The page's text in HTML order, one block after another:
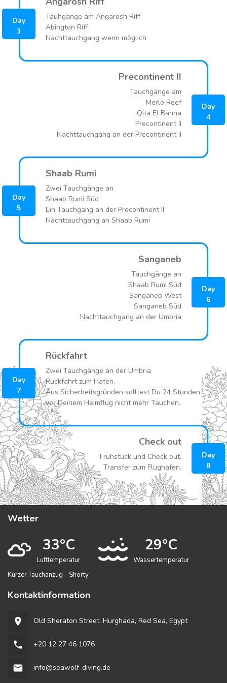
erreichbaren Grenzen ihre Bahnen. Auf der Ostseite
schwimmen im flacheren Bereich Schwarmfische, wie zum
Beispiel Stachelmakrelen, Kupfer-Schnapper und Rotmeer-
Füsiliere am Riff entlang.
Day
3
Tauhgänge am Angarosh Riff
Abington Riff
Nachttauchgang wenn möglich
Precontinent II
Tauchgänge am
Merlo Reef
Qita El Banna
Precontinent II
Nachttauchgang an der Precontinent II
Day
4
Day
5
Shaab Rumi
Zwei Tauchgänge an
Shaab Rumi Süd
Ein Tauchgang an der Precontinent II
Nachttauchgang an Shaab Rumi
Sanganeb
Tauchgänge an
Shaab Rumi Süd
Sanganeb West
Sanganeb Süd
Nachttauchgang an der Umbria
Day
6
Day
7
Rückfahrt
Zwei Tauchgänge an der Umbria
Rückfahrt zum Hafen.
Aus Sicherheitsgründen solltest Du 24 Stunden
vor Deinem Heimflug nicht mehr Tauchen.
Check out
Frühstück und Check out.
Transfer zum Flughafen.
Day
8
Wetter
33°C
Lufttemperatur
29°C
Wassertemperatur
Kurzer Tauchanzug - Shorty
Kontaktinformation
room Old Sheraton Street, Hurghada, Red Sea, Egypt
phone +20 12 27 46 1076
email info@seawolf-diving.de